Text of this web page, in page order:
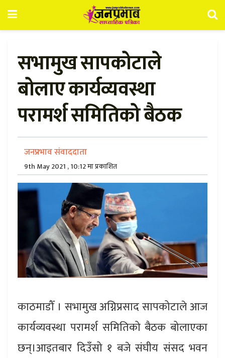
सभामुख सापकोटाले
बोलाए कार्यव्यवस्था
परामर्श समितिको बैठक
जनप्रभाव संवाददाता
9th May 2021 , 10:12 मा प्रकाशित
काठमाडौँ । सभामुख अग्निप्रसाद सापकोटाले आज
कार्यव्यवस्था परामर्श समितिको बैठक बोलाएका
छन्।आइतबार दिउँसो १ बजे संघीय संसद भवन